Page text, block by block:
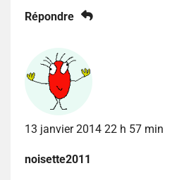
Répondre
13 janvier 2014 22 h 57 min
noisette2011